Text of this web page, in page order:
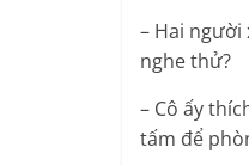
– Hai người
nghe thử?
– Cô ấy
tấm để